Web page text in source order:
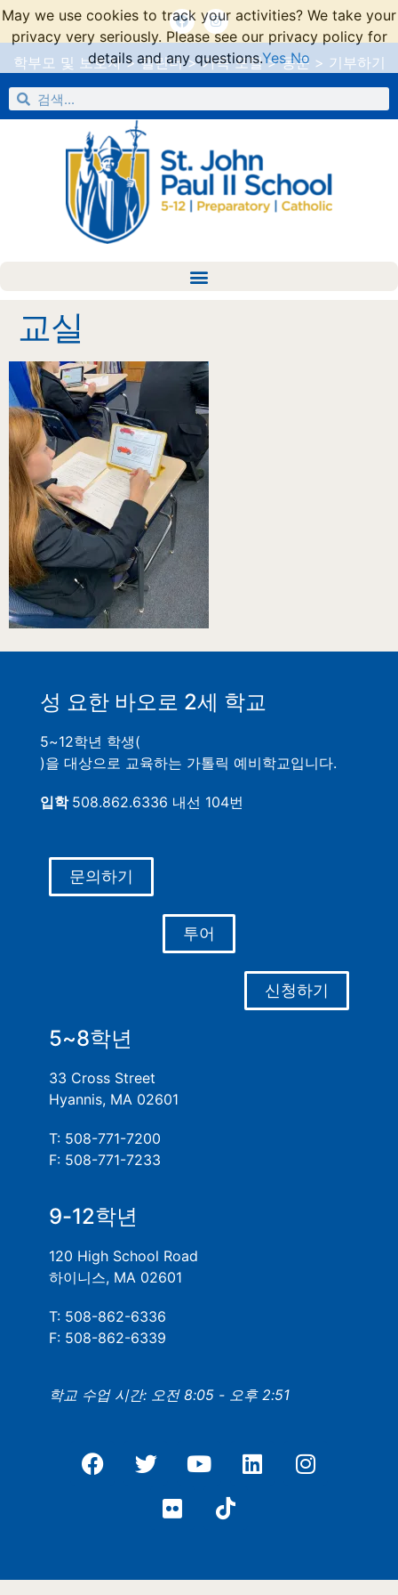
학부모 및 보호자>캘린더>가족 포털>동문 > 기부하기
교실
성 요한 바오로 2세 학교
5~12학년 학생(
)을 대상으로 교육하는 가톨릭 예비학교입니다.
입학 508.862.6336 내선 104번
문의하기
투어
신청하기
5~8학년
33 Cross Street
Hyannis, MA 02601
T: 508-771-7200
F: 508-771-7233
9-12학년
120 High School Road
하이니스, MA 02601
T: 508-862-6336
F: 508-862-6339
학교 수업 시간: 오전 8:05 - 오후 2:51
May we use cookies to track your activities? We take your
privacy very seriously. Please see our privacy policy for
details and any questions.Yes No